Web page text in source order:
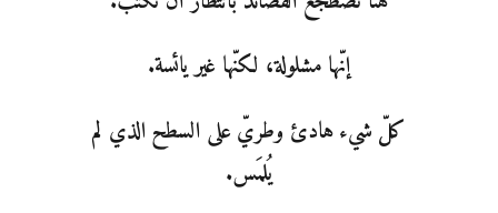
إنّها مشلولة، لكنّها غير يائسة.
كلّ شيء هادئ وطريّ على السطح الذي لم
يُلمَس.